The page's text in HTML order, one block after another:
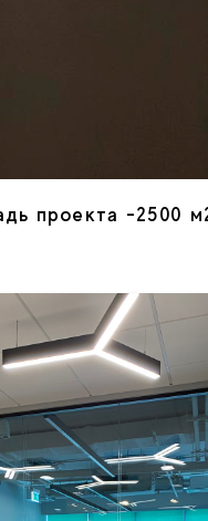
проекта -2500